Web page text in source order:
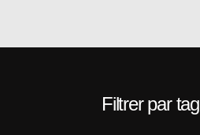
Filtrer par tag